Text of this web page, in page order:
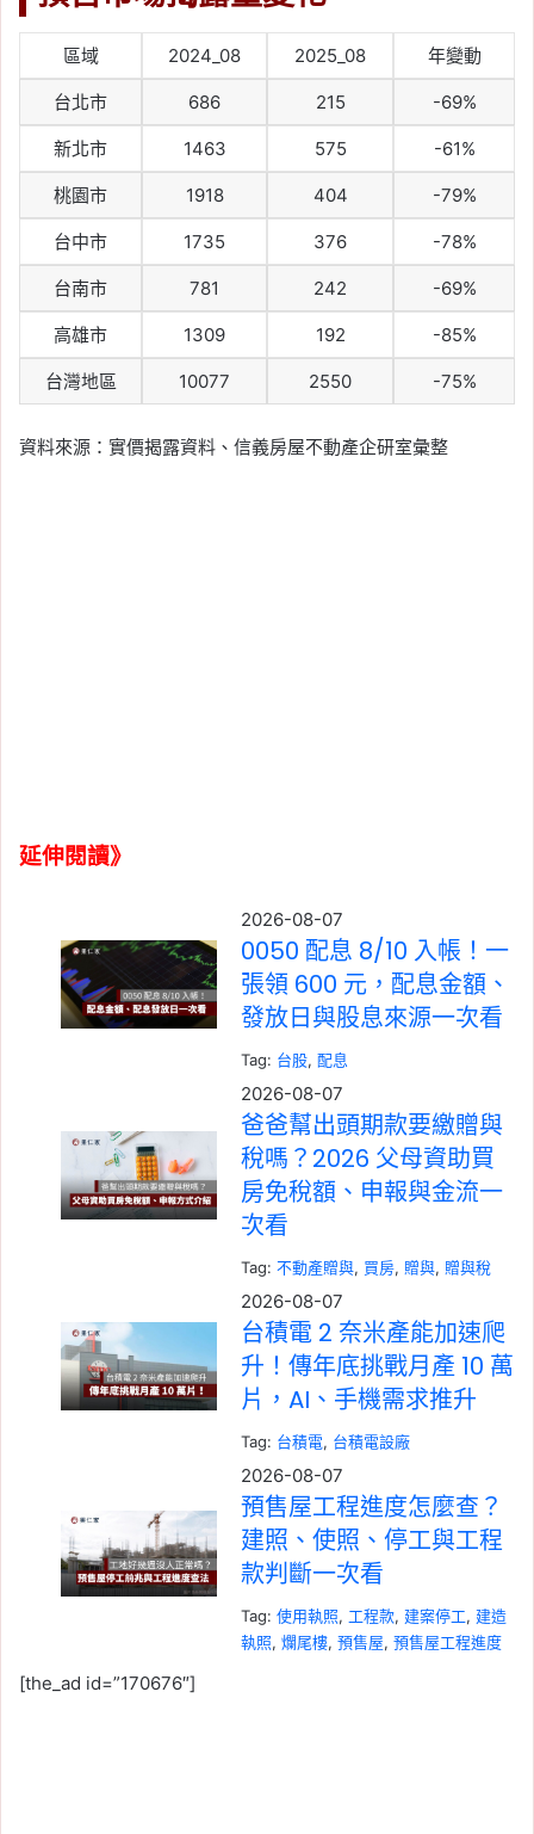
區域 2024_08 2025_08 年變動
台北市 686 215 -69%
新北市 1463 575 -61%
桃園市 1918 404 -79%
台中市 1735 376 -78%
台南市 781 242 -69%
高雄市 1309 192 -85%
台灣地區 10077 2550 -75%
資料來源：實價揭露資料、信義房屋不動產企研室彙整
延伸閱讀》
2026-08-07
0050 配息 8/10 入帳！一
張領 600 元，配息金額、
發放日與股息來源一次看
Tag: 台股, 配息
2026-08-07
爸爸幫出頭期款要繳贈與
稅嗎？2026 父母資助買
房免稅額、申報與金流一
次看
Tag:不動產贈與, 買房, 贈與, 贈與稅
2026-08-07
台積電 2 奈米產能加速爬
升！傳年底挑戰月產 10 萬
片，AI、手機需求推升
Tag: 台積電, 台積電設廠
2026-08-07
預售屋工程進度怎麼查？
建照、使照、停工與工程
款判斷一次看
Tag:使用執照, 工程款, 建案停工, 建造
執照, 爛尾樓, 預售屋, 預售屋工程進度
[the_ad id=”170676″]